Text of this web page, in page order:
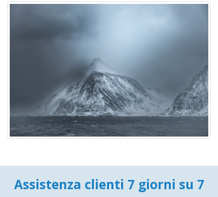
Assistenza clienti 7 giorni su 7